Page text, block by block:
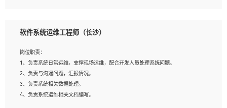
1、3年以上运营或解决方案的工作经验。
征，可独立提出完整的优化方案,并推动方案执行达成结果；熟练使用PPT、
WORD、EXCEL等办公软件；
3、深入理解公司各项AI产品和技术信息；具有较强的文档编写能力，能独立撰写
PPT、方案建议书等，面试时需携带个人制作的专业PPT文件进行展示。
软件系统运维工程师（长沙）
岗位职责：
1、负责系统日常运维，支撑现场运维，配合开发人员处理系统问题。
2、负责与沟通问题，汇报情况。
3、负责系统相关数据处理。
4、负责系统运维相关文档编写。